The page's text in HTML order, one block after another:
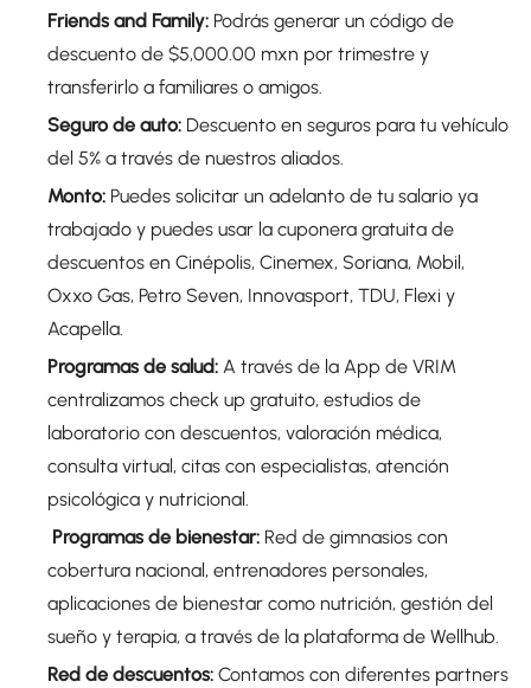
Friends and Family: Podrás generar un código de
descuento de $5,000.00 mxn por trimestre y
transferirlo a familiares o amigos.
Seguro de auto: Descuento en seguros para tu vehículo
del 5% a través de nuestros aliados.
Monto: Puedes solicitar un adelanto de tu salario ya
trabajado y puedes usar la cuponera gratuita de
descuentos en Cinépolis, Cinemex, Soriana, Mobil,
Oxxo Gas, Petro Seven, Innovasport, TDU, Flexi y
Acapella.
Programas de salud: A través de la App de VRIM
centralizamos check up gratuito, estudios de
laboratorio con descuentos, valoración médica,
consulta virtual, citas con especialistas, atención
psicológica y nutricional.
Programas de bienestar: Red de gimnasios con
cobertura nacional, entrenadores personales,
aplicaciones de bienestar como nutrición, gestión del
sueño y terapia, a través de la plataforma de Wellhub.
Red de descuentos: Contamos con diferentes partners